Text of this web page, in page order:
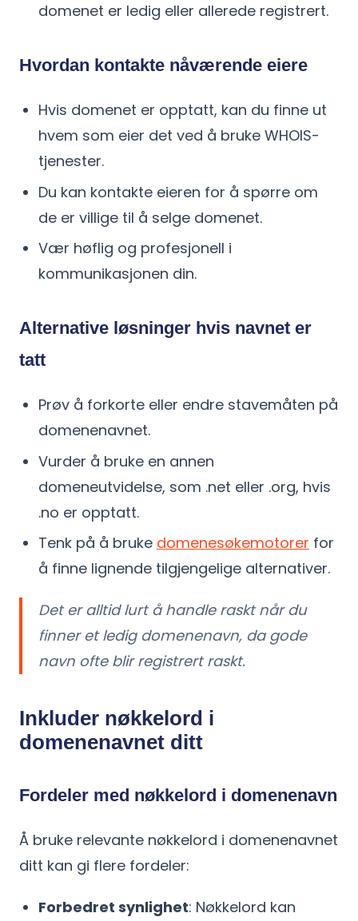
domenet er ledig eller allerede registrert.
Hvordan kontakte nåværende eiere
Hvis domenet er opptatt, kan du finne ut
hvem som eier det ved å bruke WHOIS-
tjenester.
Du kan kontakte eieren for å spørre om
de er villige til å selge domenet.
Vær høflig og profesjonell i
kommunikasjonen din.
Alternative løsninger hvis navnet er
tatt
Prøv å forkorte eller endre stavemåten på
domenenavnet.
Vurder å bruke en annen
domeneutvidelse, som .net eller .org, hvis
.no er opptatt.
Tenk på å bruke domenesøkemotorer for
å finne lignende tilgjengelige alternativer.
Det er alltid lurt å handle raskt når du
finner et ledig domenenavn, da gode
navn ofte blir registrert raskt.
Inkluder nøkkelord i
domenenavnet ditt
Fordeler med nøkkelord i domenenavn
Å bruke relevante nøkkelord i domenenavnet
ditt kan gi flere fordeler:
Forbedret synlighet: Nøkkelord kan